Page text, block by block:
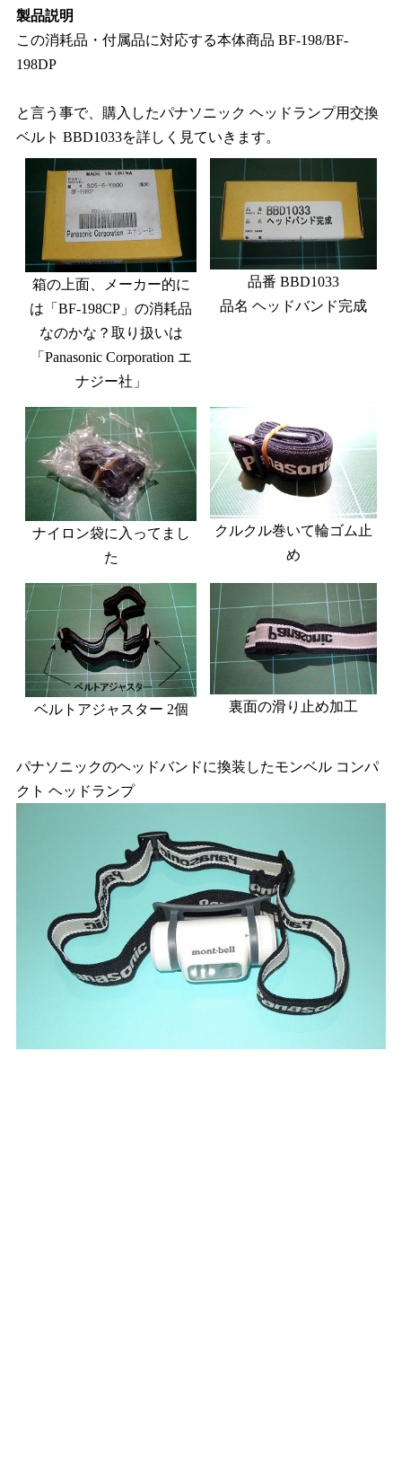
製品説明
この消耗品・付属品に対応する本体商品 BF-198/BF-
198DP
と言う事で、購入したパナソニック ヘッドランプ用交換
ベルト BBD1033を詳しく見ていきます。
箱の上面、メーカー的に
は「BF-198CP」の消耗品
なのかな？取り扱いは
「Panasonic Corporation エ
ナジー社」
品番 BBD1033
品名 ヘッドバンド完成
ナイロン袋に入ってまし
た
クルクル巻いて輪ゴム止
め
ベルトアジャスター 2個 裏面の滑り止め加工
パナソニックのヘッドバンドに換装したモンベル コンパ
クト ヘッドランプ